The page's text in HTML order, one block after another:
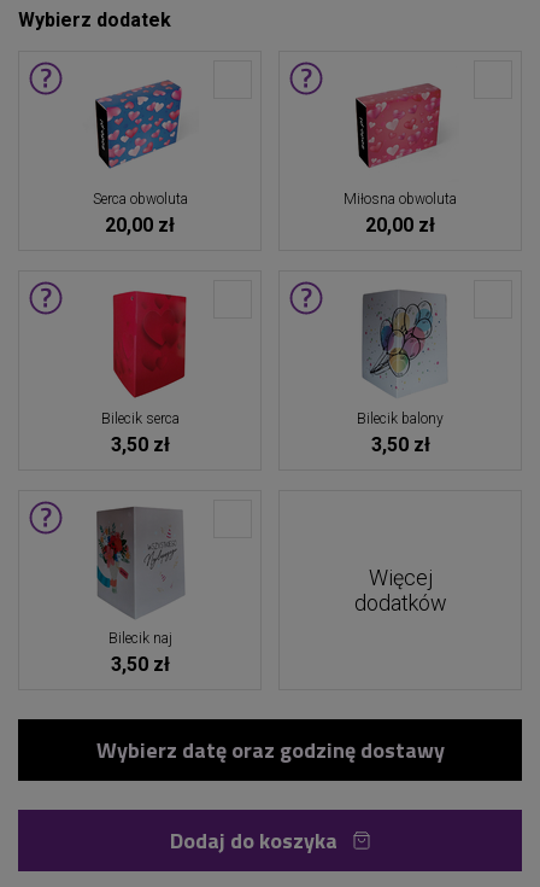
Wybierz dodatek
Serca obwoluta
20,00 zł
Miłosna obwoluta
20,00 zł
Bilecik serca
3,50 zł
Bilecik balony
3,50 zł
Bilecik naj
3,50 zł
Więcej
dodatków
Dodaj do koszyka